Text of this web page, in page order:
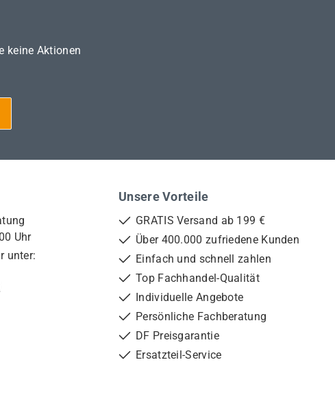
keine Aktionen
Uhr
unter:
Unsere Vorteile
GRATIS Versand ab 199 €
Über 400.000 zufriedene Kunden
Einfach und schnell zahlen
Top Fachhandel-Qualität
Individuelle Angebote
Persönliche Fachberatung
DF Preisgarantie
Ersatzteil-Service